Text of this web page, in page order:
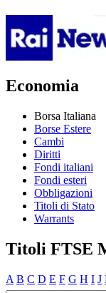
Economia
Borsa Italiana
Borse Estere
Cambi
Diritti
Fondi italiani
Fondi esteri
Obbligazioni
Titoli di Stato
Warrants
Titoli FTSE
A B C D E F G H I J